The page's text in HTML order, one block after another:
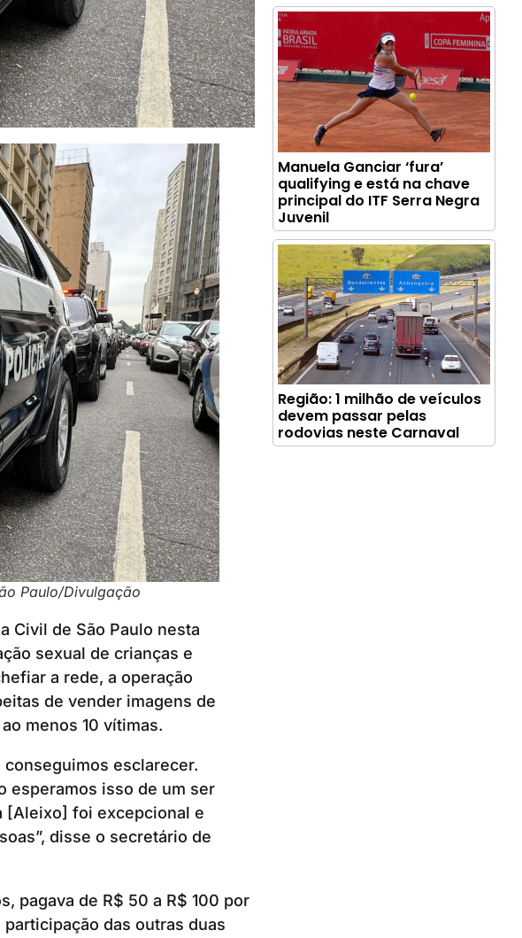
Paulo/Divulgação
Civil de São Paulo nesta
sexual de crianças e
a rede, a operação
de vender imagens de
menos 10 vítimas.
esclarecer.
esperamos isso de um ser
[Aleixo] foi excepcional e
disse o secretário de
pagava de R$ 50 a R$ 100 por
das outras duas
Manuela Ganciar ‘fura’
qualifying e está na chave
principal do ITF Serra Negra
Juvenil
Região: 1 milhão de veículos
devem passar pelas
rodovias neste Carnaval